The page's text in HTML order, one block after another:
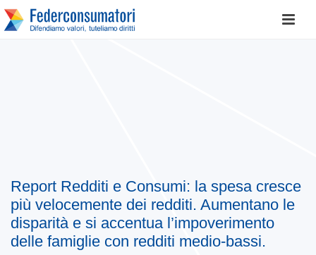
Report Redditi e Consumi: la spesa cresce
più velocemente dei redditi. Aumentano le
disparità e si accentua l’impoverimento
delle famiglie con redditi medio-bassi.